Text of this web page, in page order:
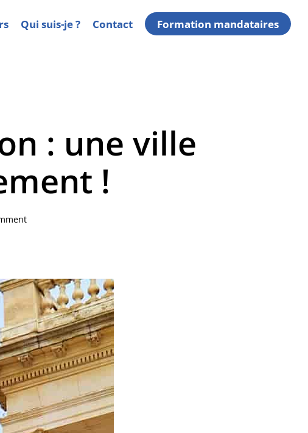
Qui suis-je ? Contact Formation mandataires
: une ville
!